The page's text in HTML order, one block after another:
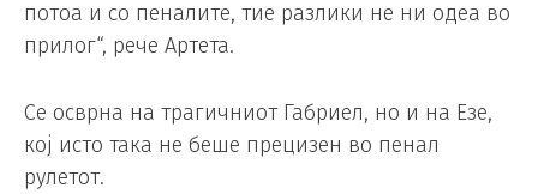
потоа и со пеналите, тие разлики не ни одеа во
прилог“, рече Артета.
Се осврна на трагичниот Габриел, но и на Езе,
кој исто така не беше прецизен во пенал
рулетот.